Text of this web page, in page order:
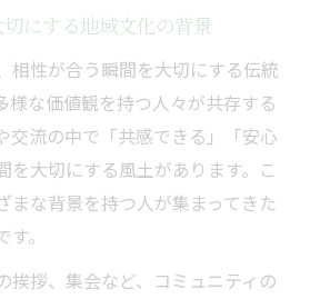
にする地域文化の背景
相性が合う瞬間を大切にする伝統
様な価値観を持つ人々が共存する
交流の中で「共感できる」「安心
を大切にする風土があります。こ
まな背景を持つ人が集まってきた
。
挨拶、集会など、コミュニティの